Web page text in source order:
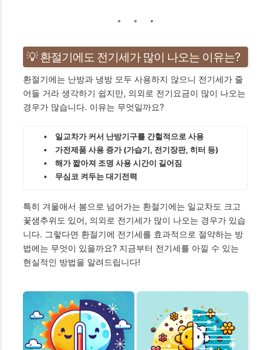
💡 환절기에도 전기세가 많이 나오는 이유는?
환절기에는 난방과 냉방 모두 사용하지 않으니 전기세가 줄
어들 거라 생각하기 쉽지만, 의외로 전기요금이 많이 나오는
경우가 많습니다. 이유는 무엇일까요?
일교차가 커서 난방기구를 간헐적으로 사용
가전제품 사용 증가 (가습기, 전기장판, 히터 등)
해가 짧아져 조명 사용 시간이 길어짐
무심코 켜두는 대기전력
특히 겨울애서 봄으로 넘어가는 환절기에는 일교차도 크고
꽃샘추위도 있어, 의외로 전기세가 많이 나오는 경우가 있습
니다. 그렇다면 환절기에 전기세를 효과적으로 절약하는 방
법에는 무엇이 있을까요? 지금부터 전기세를 아낄 수 있는
현실적인 방법을 알려드립니다!